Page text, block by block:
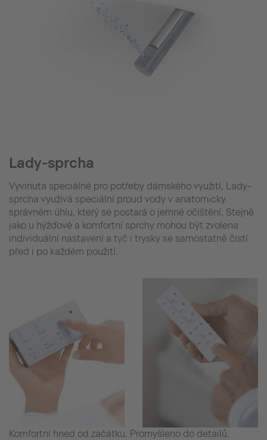
Lady-sprcha
Vyvinuta speciálně pro potřeby dámského využití, Lady-
sprcha využívá speciální proud vody v anatomicky
správném úhlu, který se postará o jemné očištění. Stejně
jako u hýžďové a komfortní sprchy mohou být zvolena
individuální nastavení a tyč i trysky se samostatně čistí
před i po každém použití.
Komfortní hned od začátku. Promyšleno do detailů.